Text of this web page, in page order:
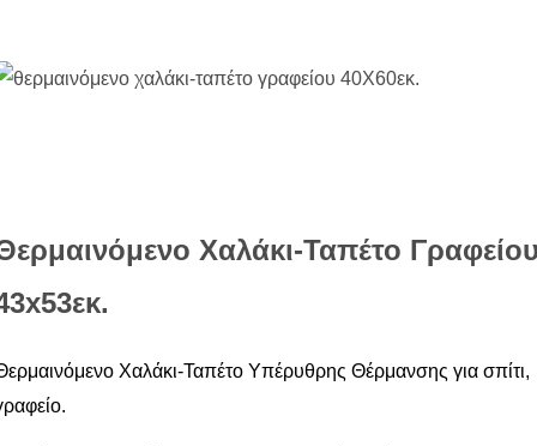
Χαλάκι-Ταπέτο
Χαλάκι-Ταπέτο Υπέρυθρης Θέρμανσης για σπίτι,